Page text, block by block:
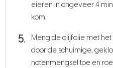
eieren in ongeveer 4
kom.
Meng de olijfolie met
door de schuimige,
notenmengsel toe en